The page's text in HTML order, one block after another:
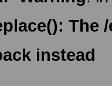
The
instead